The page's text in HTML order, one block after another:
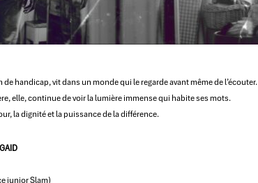
handicap, vit dans un monde qui le regarde avant même de l’écouter.
elle, continue de voir la lumière immense qui habite ses mots.
la dignité et la puissance de la différence.
junior Slam)